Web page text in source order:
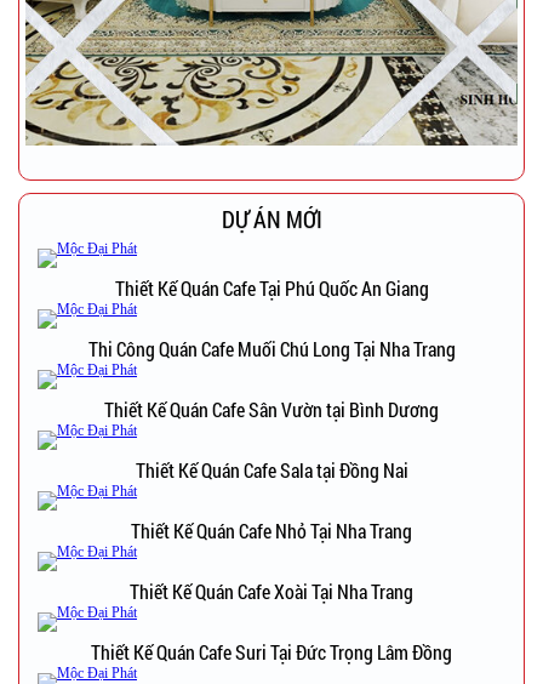
DỰ ÁN MỚI
Thiết Kế Quán Cafe Tại Phú Quốc An Giang
Thi Công Quán Cafe Muối Chú Long Tại Nha Trang
Thiết Kế Quán Cafe Sân Vườn tại Bình Dương
Thiết Kế Quán Cafe Sala tại Đồng Nai
Thiết Kế Quán Cafe Nhỏ Tại Nha Trang
Thiết Kế Quán Cafe Xoài Tại Nha Trang
Thiết Kế Quán Cafe Suri Tại Đức Trọng Lâm Đồng